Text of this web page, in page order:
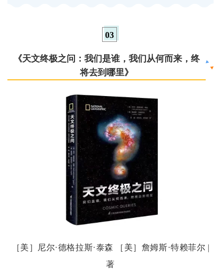
03
《天文终极之问：我们是谁，我们从何而来，终
将去到哪里》
［美］尼尔·德格拉斯·泰森 ［美］詹姆斯·特赖菲尔 |
著